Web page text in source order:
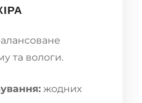
та вологи.
жодних